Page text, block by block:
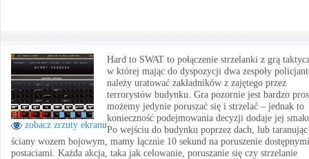
zobacz zrzuty ekranu
Hard to SWAT to połączenie strzelanki z grą
w której mając do dyspozycji dwa zespoły
należy uratować zakładników z zajętego przez
terrorystów budynku. Gra pozornie jest bardzo
możemy jedynie poruszać się i strzelać – jednak to
konieczność podejmowania decyzji dodaje jej
Po wejściu do budynku poprzez dach, lub taranując
ściany wozem bojowym, mamy łącznie 10 sekund na poruszenie dostępnymi
postaciami. Każda akcja, taka jak celowanie, poruszanie się czy strzelanie